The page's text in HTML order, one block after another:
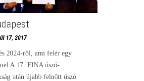
17, 2017
2024-ről, ami felér egy
A 17. FINA úszó-
után újabb felnőtt úszó